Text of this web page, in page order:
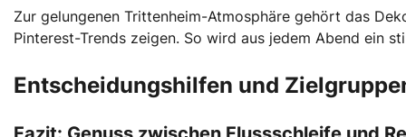
Zur gelungenen Trittenheim-Atmosphäre gehört das
Pinterest-Trends zeigen. So wird aus jedem Abend ein
Entscheidungshilfen und